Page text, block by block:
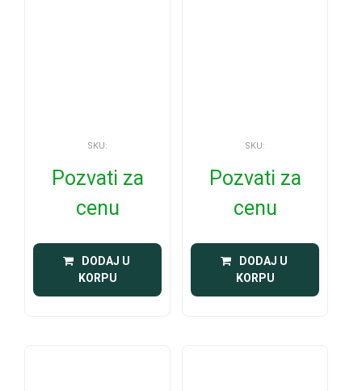
SKU:
Pozvati za
cenu
DODAJ U
KORPU
SKU:
Pozvati za
cenu
DODAJ U
KORPU